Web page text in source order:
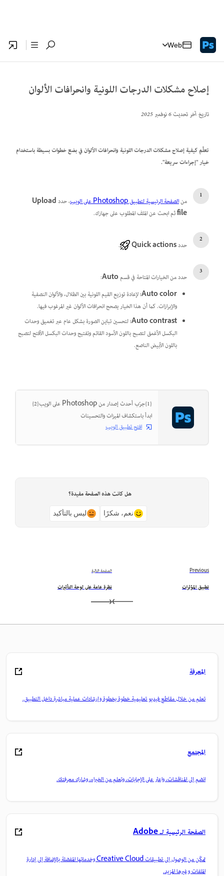
Web
إصلاح مشكلات الدرجات اللونية وانحرافات الألوان
تاريخ آخر تحديث6 نوفمبر 2025
تعلَّم كيفية إصلاح مشكلات الدرجات اللونية وانحرافات الألوان في بضع خطوات بسيطة باستخدام
خيار "إجراءات سريعة".
منالصفحة الرئيسية لتطبيق Photoshop على الويب ، حددUpload
fileثم ابحث عن الملف المطلوب على جهازك.
حددQuick actions
.
حدد من الخيارات المتاحة في قسمAuto
:
Auto color
:لإعادة توزيع القيم اللونية بين الظلال، والألوان النصفية
والإبرازات. كما أن هذا الخيار يصحح انحرافات الألوان غير المرغوب فيها.
Auto contrast
:لتحسين تباين الصورة بشكل عام عبر تغميق وحدات
البكسل الأغمق لتصبح باللون الأسود القاتم وتفتيح وحدات البكسل الأفتح لتصبح
باللون الأبيض الناصع.
{1}جرّب أحدث إصدار من Photoshop على الويب{2}
ابدأ باستكشاف الميزات والتحسينات
افتح تطبيق الويب
هل كانت هذه الصفحة مفيدة؟
نعم، شكرًا ليس بالتأكيد
Previous
تطبيق المؤثرات
الصفحة التالية
نظرة عامة على لوحة التأثيرات
المعرفة
تعلم من خلال مقاطع فيديو تعليمية خطوة بخطوة وإرشادات عملية مباشرة داخل التطبيق.
المجتمع
انضم إلى المناقشات، واعثر على الإجابات، وتعلم من الخبراء، وشارك معرفتك.
الصفحة الرئيسية لـ Adobe
تمكّن من الوصول إلى تطبيقات Creative Cloud وخدماتها المفضلة بالإضافة إلى إدارة
الملفات وغيرها المزيد.